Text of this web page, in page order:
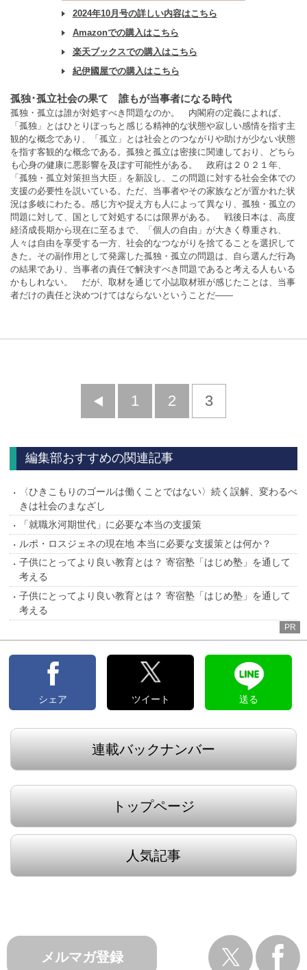
2024年10月号の詳しい内容はこちら
Amazonでの購入はこちら
楽天ブックスでの購入はこちら
紀伊國屋での購入はこちら
孤独･孤立社会の果て 誰もが当事者になる時代
孤独・孤立は誰が対処すべき問題なのか。 内閣府の定義によれば、
「孤独」とはひとりぼっちと感じる精神的な状態や寂しい感情を指す主
観的な概念であり、「孤立」とは社会とのつながりや助けが少ない状態
を指す客観的な概念である。孤独と孤立は密接に関連しており、どちら
も心身の健康に悪影響を及ぼす可能性がある。 政府は２０２１年、
「孤独・孤立対策担当大臣」を新設し、この問題に対する社会全体での
支援の必要性を説いている。ただ、当事者やその家族などが置かれた状
況は多岐にわたる。感じ方や捉え方も人によって異なり、孤独・孤立の
問題に対して、国として対処するには限界がある。 戦後日本は、高度
経済成長期から現在に至るまで、「個人の自由」が大きく尊重され、
人々は自由を享受する一方、社会的なつながりを捨てることを選択して
きた。その副作用として発露した孤独・孤立の問題は、自ら選んだ行為
の結果であり、当事者の責任で解決すべき問題であると考える人もいる
かもしれない。 だが、取材を通じて小誌取材班が感じたことは、当事
者だけの責任と決めつけてはならないということだ――
前
1 2 3
編集部おすすめの関連記事
〈ひきこもりのゴールは働くことではない〉続く誤解、変わるべ
きは社会のまなざし
「就職氷河期世代」に必要な本当の支援策
ルポ・ロスジェネの現在地 本当に必要な支援策とは何か？
子供にとってより良い教育とは？ 寄宿塾「はじめ塾」を通して
考える
子供にとってより良い教育とは？ 寄宿塾「はじめ塾」を通して
考える
PR
シェア ツイート 送る
連載バックナンバー
トップページ
人気記事
メルマガ登録